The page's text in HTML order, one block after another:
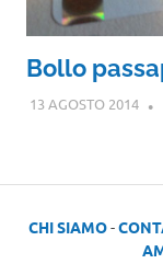
Bollo
13 AGOSTO 2014
CHI SIAMO-